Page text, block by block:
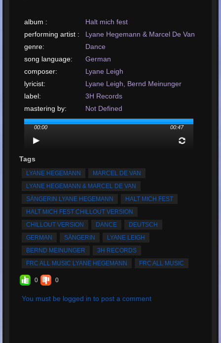
album :
Halt mich fest
performing artist :
Lyane Hegemann & Marcel De Van
genre:
Dance
song language:
German
composer:
Lyane Leigh
lyricist:
Lyane Leigh, Bernd Meinunger
label:
3H Records
mastering by:
Not Defined
arrangement by:
Not Defined
Total Times
Played:
Total Times Rated:
Average Rating:
5
00:00 00:47
Tags
LYANE HEGEMANN
MARCEL DE VAN
LYANE HEGEMANN & MARCEL DE VAN
SÄNGERIN LYANE HEGEMANN
HALT MICH FEST
HALT MICH FEST CHILLOUT VERSION
CHILLOUT VERSION
DANCE
DEUTSCH
GERMAN
SÄNGERIN
LYANE LEIGH
BERND MEINUNGER
3H RECORDS
FRC ALL MUSIC LYANE HEGEMANN
FRC ALL MUSIC
0 0
You must be logged in to post a comment